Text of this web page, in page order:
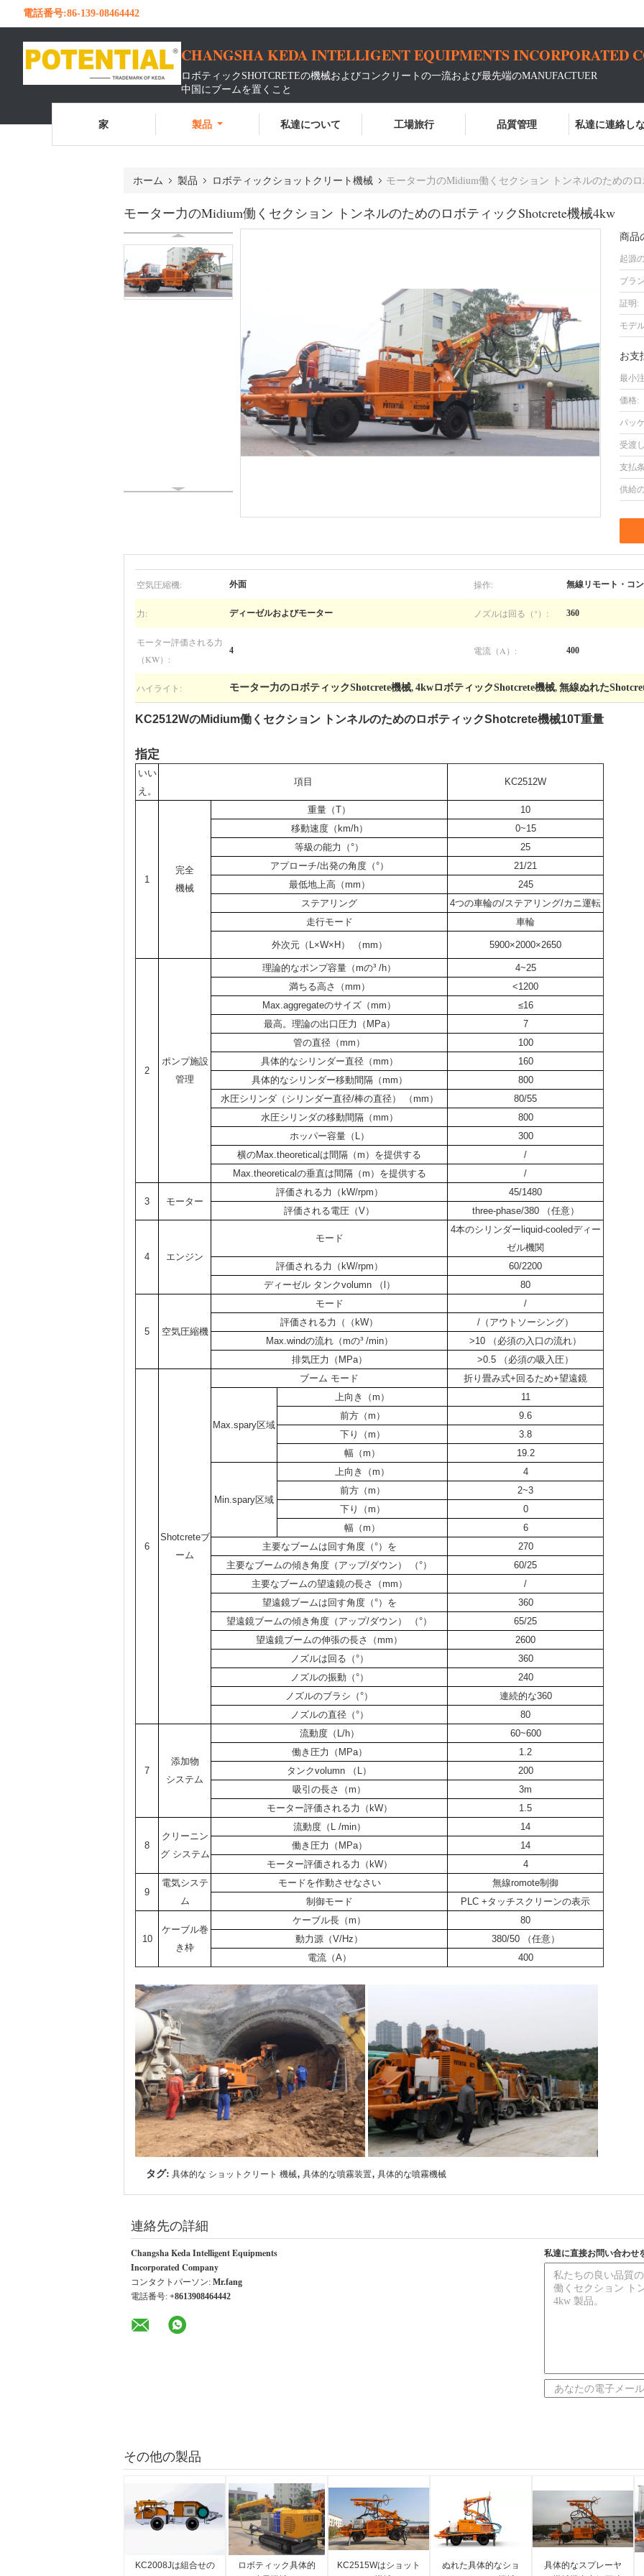
電話番号:86-139-08464442
CHANGSHA KEDA INTELLIGENT EQUIPMENTS INCORPORATED
ロボティックSHOTCRETEの機械およびコンクリートの一流および最先端のMANUFACTUER
中国にブームを置くこと
家 製品 私達について 工場旅行 品質管理 私達に連絡し
ホーム 製品 ロボティックショットクリート機械 モーター力のMidium働くセクション トンネルのための
モーター力のMidium働くセクション トンネルのためのロボティックShotcrete機械4kw
商品
起源
ブラ
証明:
モデ
お支
最小
価格:
パッ
受渡
支払
供給
空気圧縮機: 外面 操作: 無線リモート・コ
力: ディーゼルおよびモーター ノズルは回る（°）: 360
モーター評価される力
（KW）:
4 電流（A）: 400
ハイライト: モーター力のロボティックShotcrete機械, 4kwロボティックShotcrete機械, 無線ぬれた
KC2512WのMidium働くセクション トンネルのためのロボティックShotcrete機械10T重量
指定
いい
え。
項目 KC2512W
1
完全
機械
重量（T）
10
移動速度（km/h）
0~15
等級の能力（°）
25
アプローチ/出発の角度（°）
21/21
最低地上高（mm）
245
ステアリング
4つの車輪の/ステアリング/カニ運転
走行モード
車輪
外次元（L×W×H） （mm） 5900×2000×2650
2
ポンプ施設
管理
理論的なポンプ容量（mの³ /h）
4~25
満ちる高さ（mm）
<1200
Max.aggregateのサイズ（mm）
≤16
最高。理論の出口圧力（MPa）
7
管の直径（mm）
100
具体的なシリンダー直径（mm）
160
具体的なシリンダー移動間隔（mm）
800
水圧シリンダ（シリンダー直径/棒の直径） （mm）
80/55
水圧シリンダの移動間隔（mm）
800
ホッパー容量（L）
300
横のMax.theoreticalは間隔（m）を提供する
/
Max.theoreticalの垂直は間隔（m）を提供する
/
3 モーター
評価される力（kW/rpm）
45/1480
評価される電圧（V）
three-phase/380 （任意）
4 エンジン
モード
4本のシリンダーliquid-cooledディー
ゼル機関
評価される力（kW/rpm）
60/2200
ディーゼル タンクvolumn （l）
80
5 空気圧縮機
モード
/
評価される力（（kW）
/（アウトソーシング）
Max.windの流れ（mの³ /min）
>10 （必須の入口の流れ）
排気圧力（MPa）
>0.5 （必須の吸入圧）
6
Shotcreteブ
ーム
ブーム モード 折り畳み式+回るため+望遠鏡
Max.spary区域
上向き（m）
11
前方（m）
9.6
下り（m）
3.8
幅（m）
19.2
Min.spary区域
上向き（m）
4
前方（m）
2~3
下り（m）
0
幅（m）
6
主要なブームは回す角度（°）を
270
主要なブームの傾き角度（アップ/ダウン） （°）
60/25
主要なブームの望遠鏡の長さ（mm）
/
望遠鏡ブームは回す角度（°）を
360
望遠鏡ブームの傾き角度（アップ/ダウン） （°）
65/25
望遠鏡ブームの伸張の長さ（mm）
2600
ノズルは回る（°）
360
ノズルの振動（°）
240
ノズルのブラシ（°）
連続的な360
ノズルの直径（°）
80
7
添加物
システム
流動度（L/h）
60~600
働き圧力（MPa）
1.2
タンクvolumn （L）
200
吸引の長さ（m）
3m
モーター評価される力（kW）
1.5
8
クリーニン
グ システム
流動度（L /min）
14
働き圧力（MPa）
14
モーター評価される力（kW）
4
9
電気システ
ム
モードを作動させなさい
無線romote制御
制御モード
PLC +タッチスクリーンの表示
10
ケーブル巻
き枠
ケーブル長（m）
80
動力源（V/Hz）
380/50 （任意）
電流（A）
400
タグ: 具体的な ショットクリート 機械, 具体的な噴霧装置, 具体的な噴霧機械
連絡先の詳細
Changsha Keda Intelligent Equipments
Incorporated Company
コンタクトパーソン: Mr.fang
電話番号: +8613908464442
私達に直接お問い合わせ
その他の製品
KC2008Jは組合せの
ロボティック具体的
KC2515Wはショット
ぬれた具体的なショ
具体的なスプレーヤ